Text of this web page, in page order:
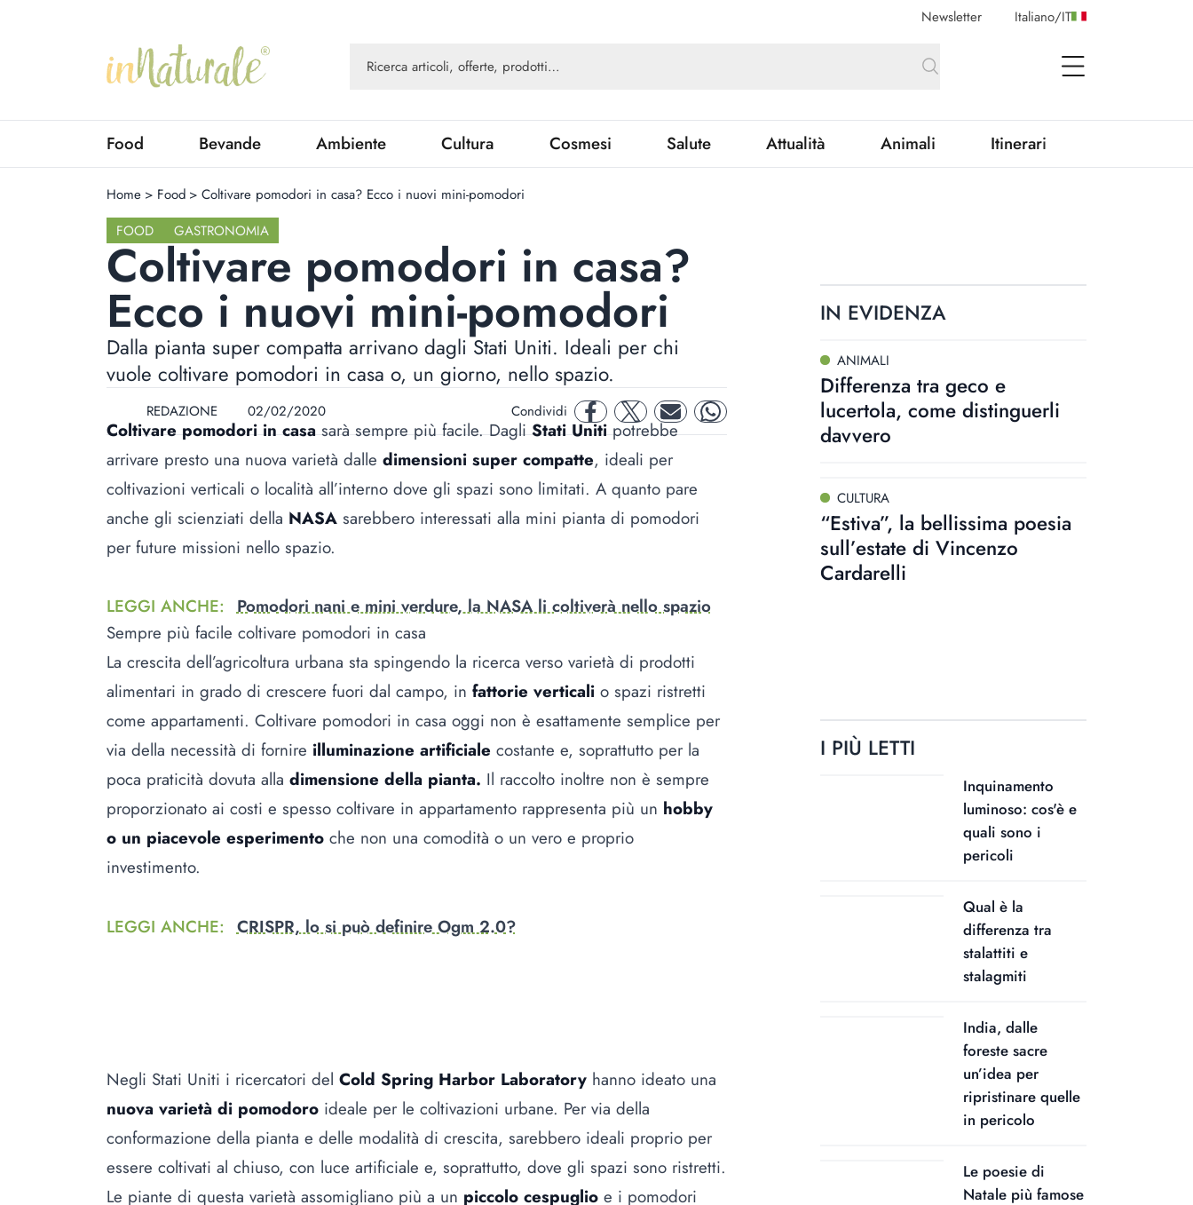
Newsletter Italiano/IT
open Menu
Food Bevande Ambiente Cultura Cosmesi Salute Attualità Animali Itinerari
Home > Food > Coltivare pomodori in casa? Ecco i nuovi mini-pomodori
FOOD
GASTRONOMIA
Coltivare pomodori in casa?
Ecco i nuovi mini-pomodori
Dalla pianta super compatta arrivano dagli Stati Uniti. Ideali per chi
vuole coltivare pomodori in casa o, un giorno, nello spazio.
REDAZIONE 02/02/2020 Condividi facebooktwitter mail whatsapp
Coltivare pomodori in casasarà sempre più facile. DagliStati Unitipotrebbe
arrivare presto una nuova varietà dalle dimensioni super compatte, ideali per
coltivazioni verticali o località all’interno dove gli spazi sono limitati. A quanto pare
anche gli scienziati della NASA sarebbero interessati alla mini pianta di pomodori
per future missioni nello spazio.
LEGGI ANCHE: Pomodori nani e mini verdure, la NASA li coltiverà nello spazio
Sempre più facile coltivare pomodori in casa
La crescita dell’agricoltura urbana sta spingendo la ricerca verso varietà di prodotti
alimentari in grado di crescere fuori dal campo, in fattorie verticali o spazi ristretti
come appartamenti. Coltivare pomodori in casa oggi non è esattamente semplice per
via della necessità di fornire illuminazione artificiale costante e, soprattutto per la
poca praticità dovuta alla dimensione della pianta. Il raccolto inoltre non è sempre
proporzionato ai costi e spesso coltivare in appartamento rappresenta più un hobby
o un piacevole esperimento che non una comodità o un vero e proprio
investimento.
LEGGI ANCHE: CRISPR, lo si può definire Ogm 2.0?
Negli Stati Uniti i ricercatori del Cold Spring Harbor Laboratory hanno ideato una
nuova varietà di pomodoro ideale per le coltivazioni urbane. Per via della
conformazione della pianta e delle modalità di crescita, sarebbero ideali proprio per
essere coltivati al chiuso, con luce artificiale e, soprattutto, dove gli spazi sono ristretti.
Le piante di questa varietà assomigliano più a un piccolo cespuglio e i pomodori
IN EVIDENZA
ANIMALI
Differenza tra geco e
lucertola, come distinguerli
davvero
CULTURA
“Estiva”, la bellissima poesia
sull’estate di Vincenzo
Cardarelli
I PIÙ LETTI
Inquinamento
luminoso: cos'è e
quali sono i
pericoli
Qual è la
differenza tra
stalattiti e
stalagmiti
India, dalle
foreste sacre
un’idea per
ripristinare quelle
in pericolo
Le poesie di
Natale più famose